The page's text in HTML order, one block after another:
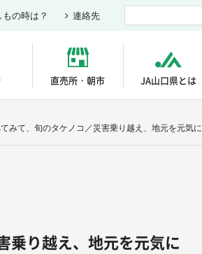
直売所・朝市 JA山口県とは
もの時は？ 連絡先
みて、旬のタケノコ／災害乗り越え、地元を元気に
乗り越え、地元を元気に